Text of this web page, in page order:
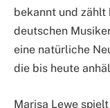
bekannt und
deutschen
eine natürliche
die bis heute
Marisa Lewe